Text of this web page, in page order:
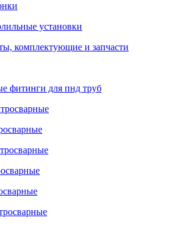
установки
комплектующие и запчасти
фитинги для пнд труб